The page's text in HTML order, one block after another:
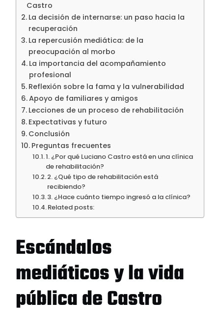
Castro
La decisión de internarse: un paso hacia la
recuperación
La repercusión mediática: de la
preocupación al morbo
La importancia del acompañamiento
profesional
Reflexión sobre la fama y la vulnerabilidad
Apoyo de familiares y amigos
Lecciones de un proceso de rehabilitación
Expectativas y futuro
Conclusión
Preguntas frecuentes
1. ¿Por qué Luciano Castro está en una clínica
de rehabilitación?
2. ¿Qué tipo de rehabilitación está
recibiendo?
3. ¿Hace cuánto tiempo ingresó a la clínica?
Related posts:
Escándalos
mediáticos y la vida
pública de Castro